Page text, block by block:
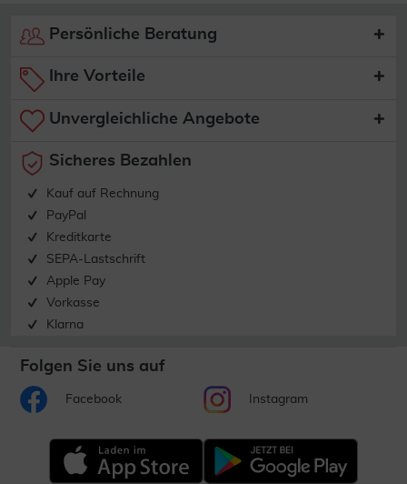
Persönliche Beratung
Ihre Vorteile
Unvergleichliche Angebote
Sicheres Bezahlen
Kauf auf Rechnung
PayPal
Kreditkarte
SEPA-Lastschrift
Apple Pay
Vorkasse
Klarna
Folgen Sie uns auf
Facebook Instagram